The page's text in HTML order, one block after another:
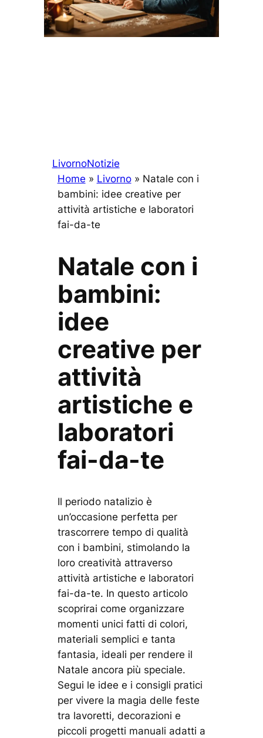
LivornoNotizie
Home » Livorno» Natale con i
bambini: idee creative per
attività artistiche e laboratori
fai-da-te
Natale con i
bambini:
idee
creative per
attività
artistiche e
laboratori
fai-da-te
Il periodo natalizio è
un’occasione perfetta per
trascorrere tempo di qualità
con i bambini, stimolando la
loro creatività attraverso
attività artistiche e laboratori
fai-da-te. In questo articolo
scoprirai come organizzare
momenti unici fatti di colori,
materiali semplici e tanta
fantasia, ideali per rendere il
Natale ancora più speciale.
Segui le idee e i consigli pratici
per vivere la magia delle feste
tra lavoretti, decorazioni e
piccoli progetti manuali adatti a